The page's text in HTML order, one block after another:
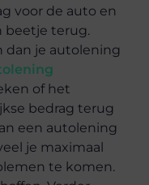
voor de auto en
beetje terug.
dan je autolening
of het
bedrag terug
een autolening
je maximaal
te komen.